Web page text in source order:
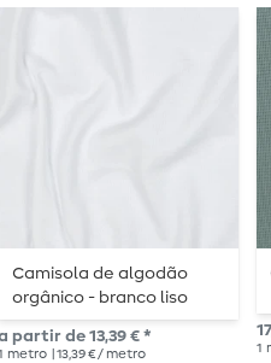
Camisola de algodão
orgânico - branco liso
partir de 13,39 € *
metro | 13,39 € / metro 1